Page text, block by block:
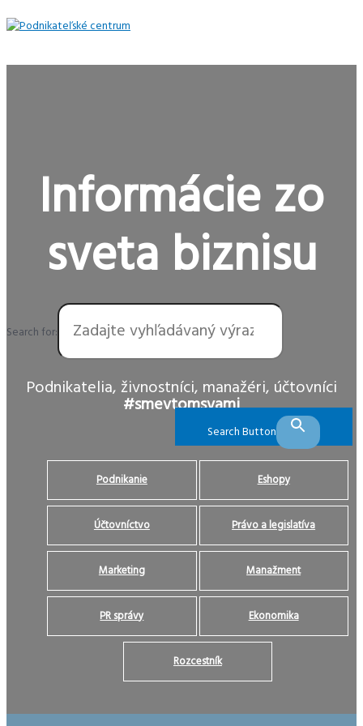
Preskočiť
na
Menu
Informácie zo
sveta biznisu
Search for:
Search Button
Podnikatelia, živnostníci, manažéri, účtovníci
#smevtomsvami
Podnikanie Eshopy
Účtovníctvo Právo a legislatíva
Marketing Manažment
PR správy Ekonomika
Rozcestník